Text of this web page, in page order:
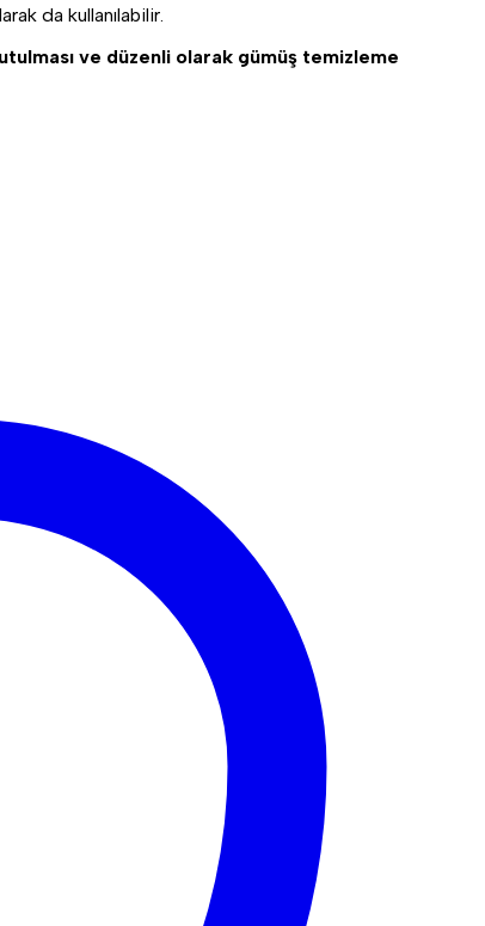
da kullanılabilir.
ve düzenli olarak gümüş temizleme